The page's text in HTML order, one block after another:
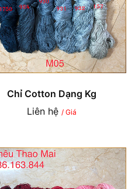
Chỉ Cotton Dạng Kg
Liên hệ / Giá